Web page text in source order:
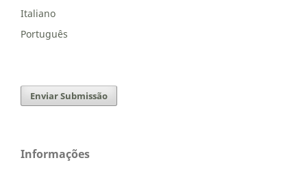
Italiano
Português
Enviar Submissão
Informações